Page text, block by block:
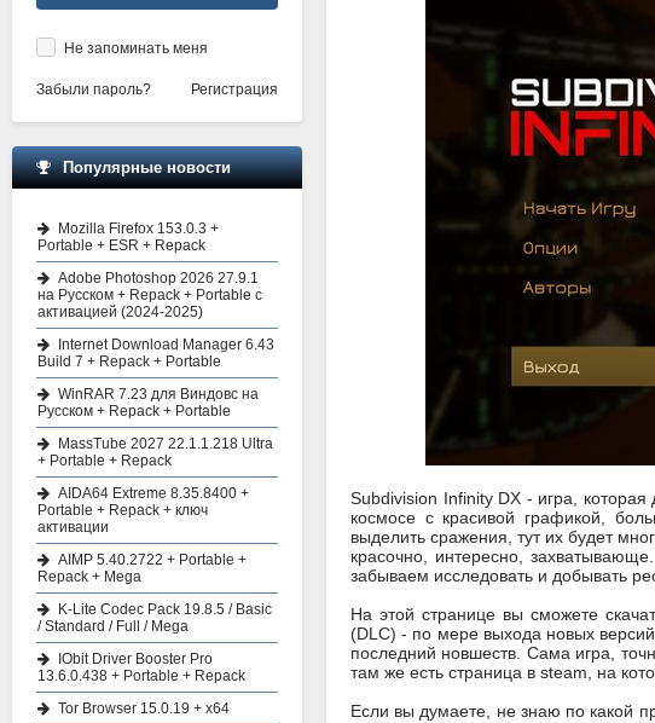
Subdivision Infinity DX - игра,
космосе с красивой графикой,
выделить сражения, тут их будет
красочно, интересно,
забываем исследовать и добывать
На этой странице вы сможете
(DLC) - по мере выхода новых
последний новшеств. Сама игра,
там же есть страница в steam, на
Если вы думаете, не знаю по какой
Не запоминать меня
Забыли пароль? Регистрация
Популярные новости
Mozilla Firefox 153.0.3 +
Portable + ESR + Repack
Adobe Photoshop 2026 27.9.1
на Русском + Repack + Portable с
активацией (2024-2025)
Internet Download Manager 6.43
Build 7 + Repack + Portable
WinRAR 7.23 для Виндовс на
Русском + Repack + Portable
MassTube 2027 22.1.1.218 Ultra
+ Portable + Repack
AIDA64 Extreme 8.35.8400 +
Portable + Repack + ключ
активации
AIMP 5.40.2722 + Portable +
Repack + Mega
K-Lite Codec Pack 19.8.5 / Basic
/ Standard / Full / Mega
IObit Driver Booster Pro
13.6.0.438 + Portable + Repack
Tor Browser 15.0.19 + x64